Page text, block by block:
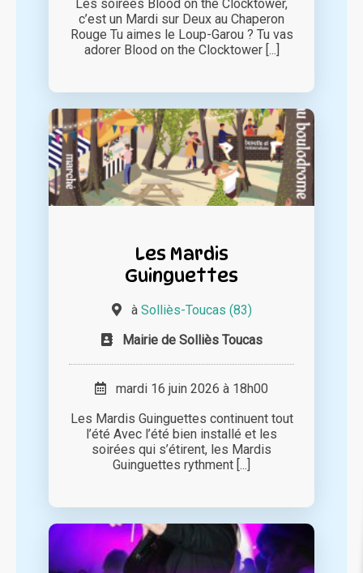
Les soirées Blood on the Clocktower,
c’est un Mardi sur Deux au Chaperon
Rouge Tu aimes le Loup-Garou ? Tu vas
adorer Blood on the Clocktower [...]
Les Mardis
Guinguettes
à Solliès-Toucas (83)
Mairie de Solliès Toucas
mardi 16 juin 2026 à 18h00
Les Mardis Guinguettes continuent tout
l’été Avec l’été bien installé et les
soirées qui s’étirent, les Mardis
Guinguettes rythment [...]